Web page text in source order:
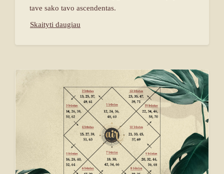
tave sako tavo ascendentas.
Skaityti daugiau